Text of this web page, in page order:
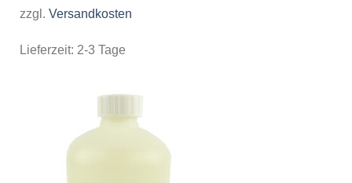
zzgl. Versandkosten
Lieferzeit: 2-3 Tage